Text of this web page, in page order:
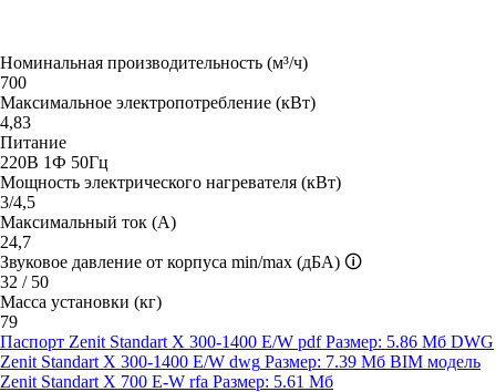
Номинальная производительность (м³/ч)
700
Максимальное электропотребление (кВт)
4,83
Питание
220В 1Ф 50Гц
Мощность электрического нагревателя (кВт)
3/4,5
Максимальный ток (А)
24,7
Звуковое давление от корпуса min/max (дБА) 🛈
32 / 50
Масса установки (кг)
79
Паспорт Zenit Standart X 300-1400 E/W pdf Размер: 5.86 Мб DWG
Zenit Standart X 300-1400 E/W dwg Размер: 7.39 Мб BIM модель
Zenit Standart X 700 E-W rfa Размер: 5.61 Мб